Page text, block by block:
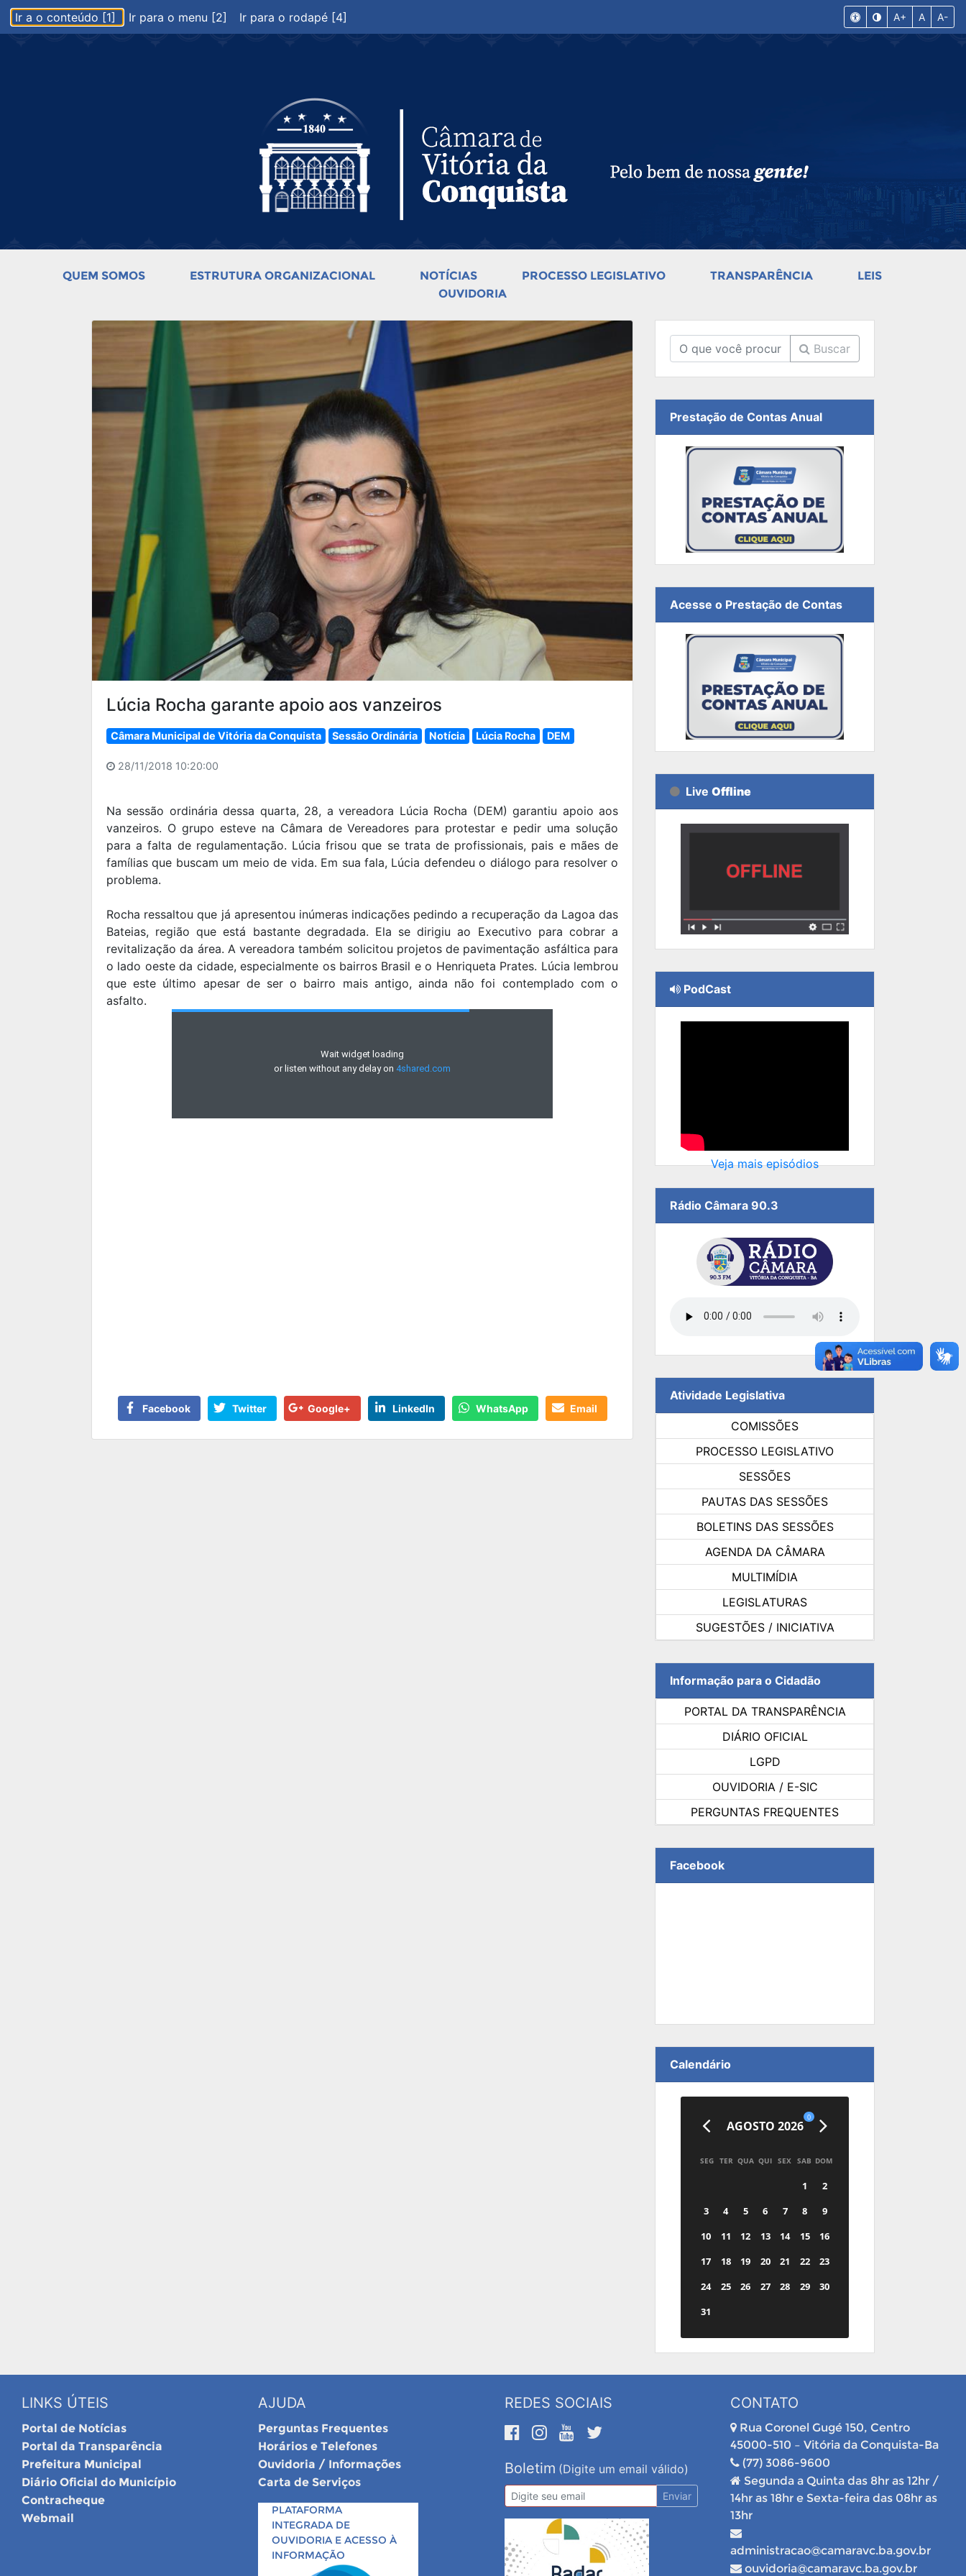
Ir a o conteúdo [1] Ir para o menu [2] Ir para o rodapé [4] A+ A A-
QUEM SOMOS ESTRUTURA ORGANIZACIONAL NOTÍCIAS PROCESSO LEGISLATIVO TRANSPARÊNCIA
LEIS
OUVIDORIA
Lúcia Rocha garante apoio aos vanzeiros
Câmara Municipal de Vitória da Conquista Sessão Ordinária Notícia Lúcia Rocha DEM
28/11/2018 10:20:00
Na sessão ordinária dessa quarta, 28, a vereadora Lúcia Rocha (DEM) garantiu apoio aos
vanzeiros. O grupo esteve na Câmara de Vereadores para protestar e pedir uma solução
para a falta de regulamentação. Lúcia frisou que se trata de profissionais, pais e mães de
famílias que buscam um meio de vida. Em sua fala, Lúcia defendeu o diálogo para resolver o
problema.
Rocha ressaltou que já apresentou inúmeras indicações pedindo a recuperação da Lagoa das
Bateias, região que está bastante degradada. Ela se dirigiu ao Executivo para cobrar a
revitalização da área. A vereadora também solicitou projetos de pavimentação asfáltica para
o lado oeste da cidade, especialmente os bairros Brasil e o Henriqueta Prates. Lúcia lembrou
que este último apesar de ser o bairro mais antigo, ainda não foi contemplado com o
asfalto.
Facebook Twitter Google+ LinkedIn WhatsApp Email
Buscar
Prestação de Contas Anual
Acesse o Prestação de Contas
Live Offline
PodCast
Veja mais episódios
Rádio Câmara 90.3
Atividade Legislativa
COMISSÕES
PROCESSO LEGISLATIVO
SESSÕES
PAUTAS DAS SESSÕES
BOLETINS DAS SESSÕES
AGENDA DA CÂMARA
MULTIMÍDIA
LEGISLATURAS
SUGESTÕES / INICIATIVA
Informação para o Cidadão
PORTAL DA TRANSPARÊNCIA
DIÁRIO OFICIAL
LGPD
OUVIDORIA / E-SIC
PERGUNTAS FREQUENTES
Facebook
Calendário
AGOSTO 2026
0
SEG TER QUA QUI SEX SAB DOM
1
2
3
4 5 6 7 8
9
10
11 12 13 14 15
16
17
18 19 20 21 22
23
24
25 26 27 28 29
30
31
LINKS ÚTEIS
Portal de Notícias
Portal da Transparência
Prefeitura Municipal
Diário Oficial do Município
Contracheque
Webmail
AJUDA
Perguntas Frequentes
Horários e Telefones
Ouvidoria / Informações
Carta de Serviços
PLATAFORMA
INTEGRADA DE
OUVIDORIA E ACESSO À
INFORMAÇÃO
REDES SOCIAIS
Boletim (Digite um email válido)
Enviar
CONTATO
Rua Coronel Gugé 150, Centro
45000-510 – Vitória da Conquista-Ba
(77) 3086-9600
Segunda a Quinta das 8hr as 12hr /
14hr as 18hr e Sexta-feira das 08hr as
13hr
administracao@camaravc.ba.gov.br
ouvidoria@camaravc.ba.gov.br